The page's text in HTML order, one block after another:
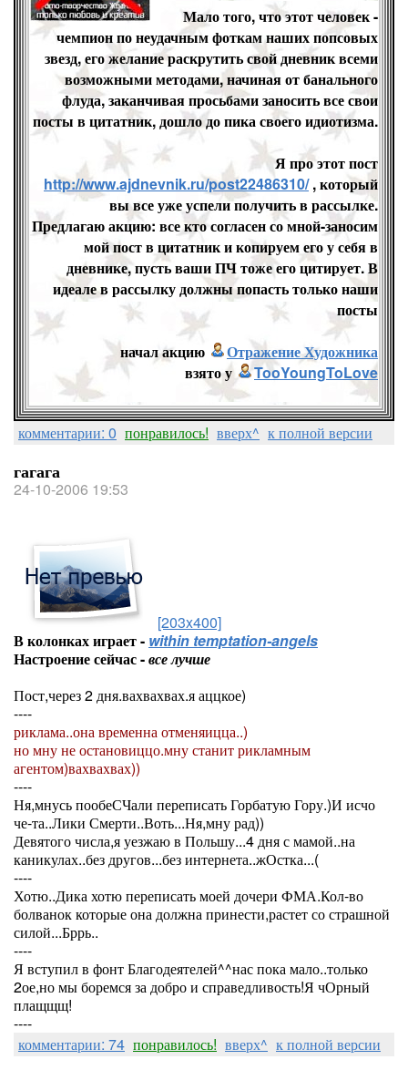
Мало того, что этот человек -
чемпион по неудачным фоткам наших попсовых
звезд, его желание раскрутить свой дневник всеми
возможными методами, начиная от банального
флуда, заканчивая просьбами заносить все свои
посты в цитатник, дошло до пика своего идиотизма.
Я про этот пост
http://www.ajdnevnik.ru/post22486310/, который
вы все уже успели получить в рассылке.
Предлагаю акцию: все кто согласен со мной-заносим
мой пост в цитатник и копируем его у себя в
дневнике, пусть ваши ПЧ тоже его цитирует. В
идеале в рассылку должны попасть только наши
посты
начал акцию
Отражение Художника
взято у
TooYoungToLove
комментарии: 0 понравилось! вверх^ к полной версии
гагага
24-10-2006 19:53
[203x400]
В колонках играет - within temptation-angels
Настроение сейчас -все лучше
Пост,через 2 дня.вахвахвах.я аццкое)
----
риклама..она временна отменяицца..)
но мну не остановиццо.мну станит рикламным
агентом)вахвахвах))
----
Ня,мнусь пообеСЧали переписать Горбатую Гору.)И исчо
че-та..Лики Смерти..Воть...Ня,мну рад))
Девятого числа,я уезжаю в Польшу...4 дня с мамой..на
каникулах..без другов...без интернета..жОстка...(
----
Хотю..Дика хотю переписать моей дочери ФМА.Кол-во
болванок которые она должна принести,растет со страшной
силой...Бррь..
----
Я вступил в фонт Благодеятелей^^нас пока мало..только
2ое,но мы боремся за добро и справедливость!Я чОрный
плащщщ!
----
комментарии: 74 понравилось! вверх^ к полной версии